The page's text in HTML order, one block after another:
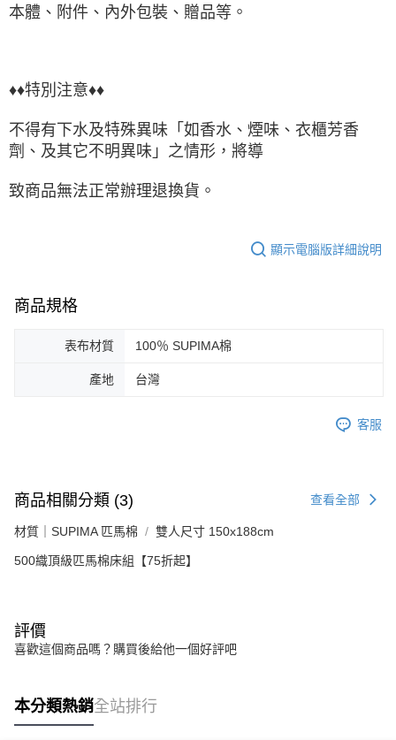
本體、附件、內外包裝、贈品等。
♦♦特別注意♦♦
不得有下水及特殊異味「如香水、煙味、衣櫃芳香
劑、及其它不明異味」之情形，將導
致商品無法正常辦理退換貨。
顯示電腦版詳細說明
商品規格
表布材質 100％ SUPIMA棉
產地 台灣
客服
商品相關分類 (3) 查看全部
材質｜SUPIMA 匹馬棉 雙人尺寸 150x188cm
500織頂級匹馬棉床組【75折起】
評價
喜歡這個商品嗎？購買後給他一個好評吧
本分類熱銷全站排行